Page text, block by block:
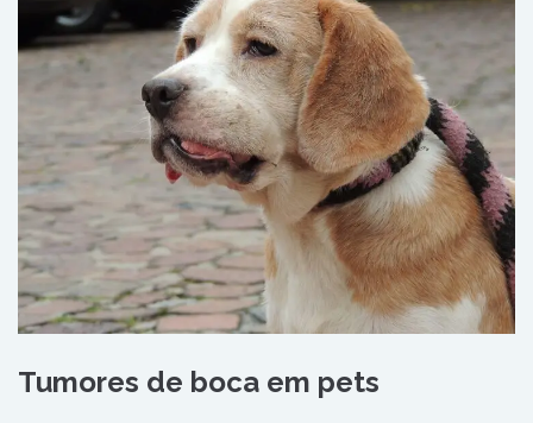
Tumores de boca em pets